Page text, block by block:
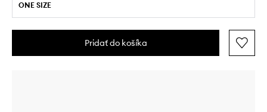
ONE SIZE
Pridať do košíka